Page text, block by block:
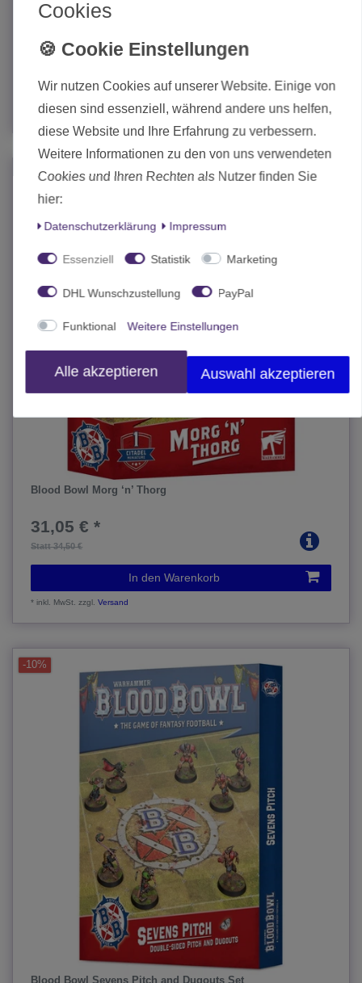
Statt 34,50 €
31,05 € *
In den Warenkorb
inkl. MwSt. zzgl.Versand
-10%
Blood Bowl Morg ‘n’ Thorg
Statt 34,50 €
31,05 € *
In den Warenkorb
*inkl. MwSt. zzgl.Versand
-10%
Cookies
Wir nutzen Cookies auf unserer Website. Einige von
diesen sind essenziell, während andere uns helfen,
diese Website und Ihre Erfahrung zu verbessern.
Weitere Informationen zu den von uns verwendeten
Cookies und Ihren Rechten als Nutzer finden Sie
hier:
Daten­schutz­erklärung Impressum
Essenziell Statistik Marketing
DHL Wunschzustellung PayPal
Funktional Weitere Einstellungen
Alle akzeptieren Auswahl akzeptieren